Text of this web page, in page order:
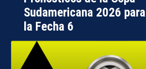
Sudamericana 2026
la Fecha 6